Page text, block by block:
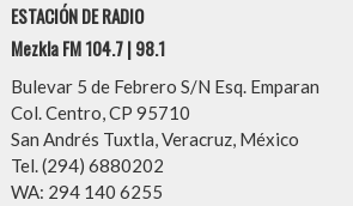
ESTACIÓN DE RADIO
Mezkla FM 104.7 | 98.1
Bulevar 5 de Febrero S/N Esq. Emparan
Col. Centro, CP 95710
San Andrés Tuxtla, Veracruz, México
Tel. (294) 6880202
WA: 294 140 6255